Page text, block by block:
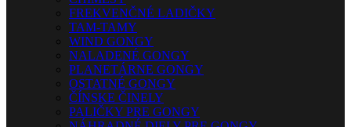
FREKVENČNÉ LADIČKY
TAM-TAMY
WIND GONGY
NALADENÉ GONGY
PLANETÁRNE GONGY
OSTATNÉ GONGY
ČÍNSKE ČINELY
PALIČKY PRE GONGY